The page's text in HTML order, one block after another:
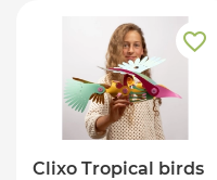
Clixo Tropical birds